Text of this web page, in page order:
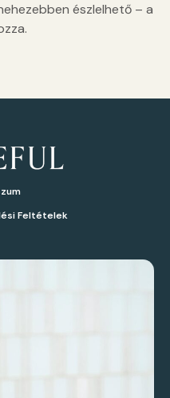
észlelhető – a
Feltételek